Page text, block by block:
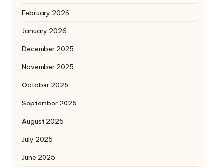
February 2026
January 2026
December 2025
November 2025
October 2025
September 2025
August 2025
July 2025
June 2025